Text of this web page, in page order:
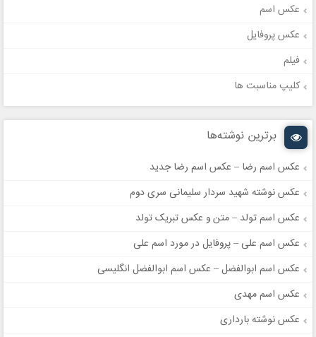
عکس اسم
عکس پروفایل
فیلم
کلیپ مناسبت ها
برترین نوشته‌ها
عکس اسم رضا – عکس اسم رضا جدید
عکس نوشته شهید سردار سلیمانی سری دوم
عکس اسم تولد – متن و عکس تبریک تولد
عکس اسم علی – پروفایل در مورد اسم علی
عکس اسم ابوالفضل – عکس اسم ابوالفضل انگلیسی
عکس اسم مهدی
عکس نوشته بارداری